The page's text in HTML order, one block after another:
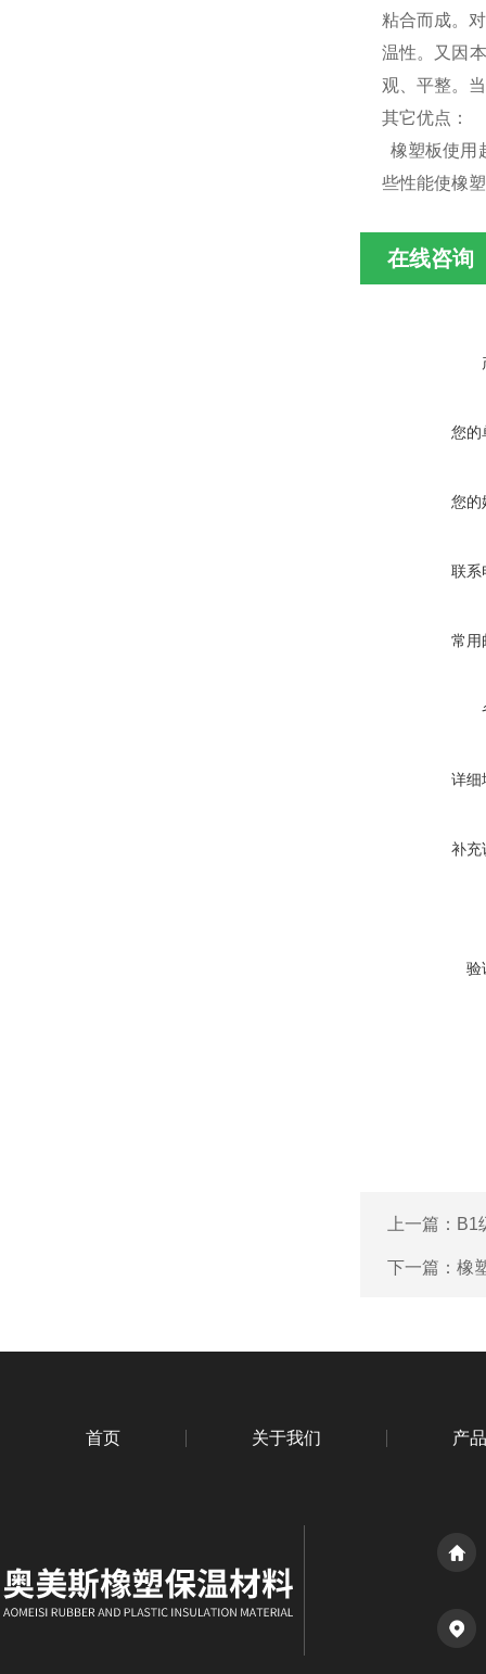
粘合而成。
温性。又因
观、平整。
其它优点：
橡塑板使用
些性能使橡
在线咨询
您的
您的
联系
常用
详细
补充
验
上一篇： B1
下一篇： 橡
首页 关于我们 产